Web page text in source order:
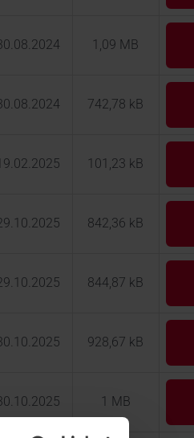
1,09 MB
742,78 kB
101,23 kB
842,36 kB
844,87 kB
928,67 kB
1 MB